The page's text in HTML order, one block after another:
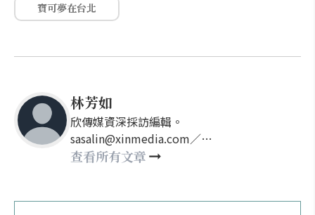
寶可夢在台北
林芳如
欣傳媒資深採訪編輯。
sasalin@xinmedia.com／
happy21917@gmail.com
查看所有文章